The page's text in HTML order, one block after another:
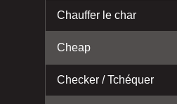
Chauffer le char
Cheap
Checker / Tchéquer